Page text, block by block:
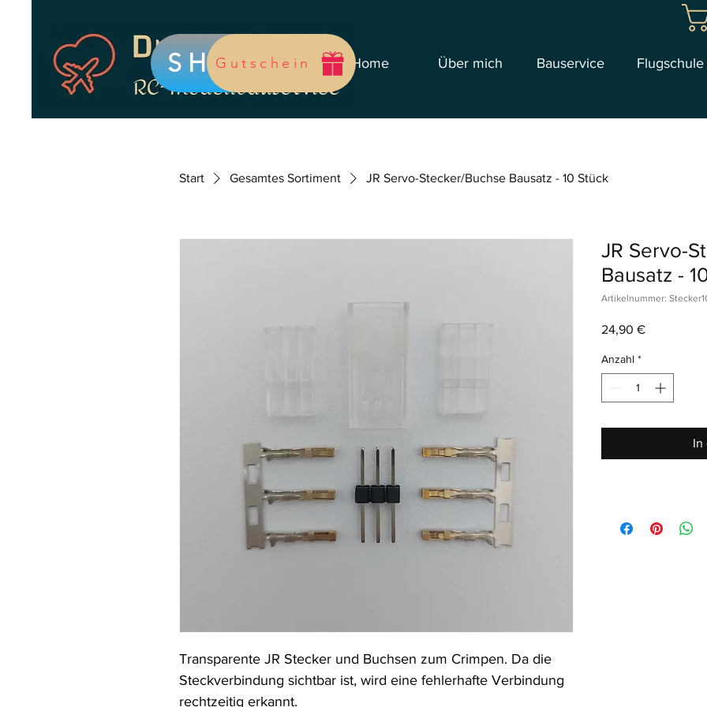
SHOP Home Über mich Bauservice Flugschule
Gutschein
Start Gesamtes Sortiment JR Servo-Stecker/Buchse Bausatz - 10 Stück
Transparente JR Stecker und Buchsen zum Crimpen. Da die
Steckverbindung sichtbar ist, wird eine fehlerhafte Verbindung
rechtzeitig erkannt.
JR Servo-
Bausatz -
Artikelnummer:
24,90 €Preis
Anzahl *
In